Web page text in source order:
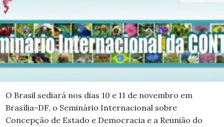
O Brasil sediará nos dias 10 e 11 de novembro em
Brasília-DF, o Seminário Internacional sobre
Concepção de Estado e Democracia e a Reunião do